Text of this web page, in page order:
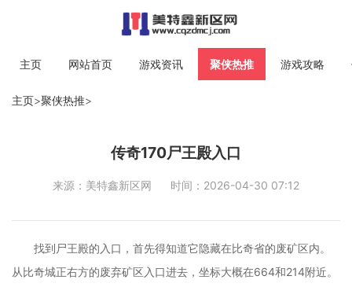
主页 网站首页 游戏资讯 聚侠热推 游戏攻略
主页>聚侠热推>
传奇170尸王殿入口
来源：美特鑫新区网 时间：2026-04-30 07:12
找到尸王殿的入口，首先得知道它隐藏在比奇省的废矿区内。
从比奇城正右方的废弃矿区入口进去，坐标大概在664和214附近。